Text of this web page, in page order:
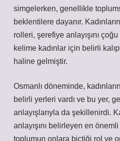
simgelerken, genellikle
beklentilere dayanır.
rolleri, şerefiye anlayışını çoğu
kelime kadınlar için belirli
haline gelmiştir.
Osmanlı döneminde,
belirli yerleri vardı ve bu yer,
anlayışlarıyla da şekillenirdi.
anlayışını belirleyen en
toplumun onlara biçtiği rol ve